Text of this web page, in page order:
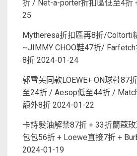
折 / Net-a-porter折扣區低至4折
25
Mytheresa折扣區再8折/Coltorti
~JIMMY CHOO鞋47折/
8折 2024-01-24
郭雪芙同款LOEWE+ ON球鞋87
至24折 / Aesop低至44折 /
額外8折 2024-01-22
卡詩髮油解禁87折 + 33折蘭蔻
包包56折 + Loewe直接7折 +
2024-01-19